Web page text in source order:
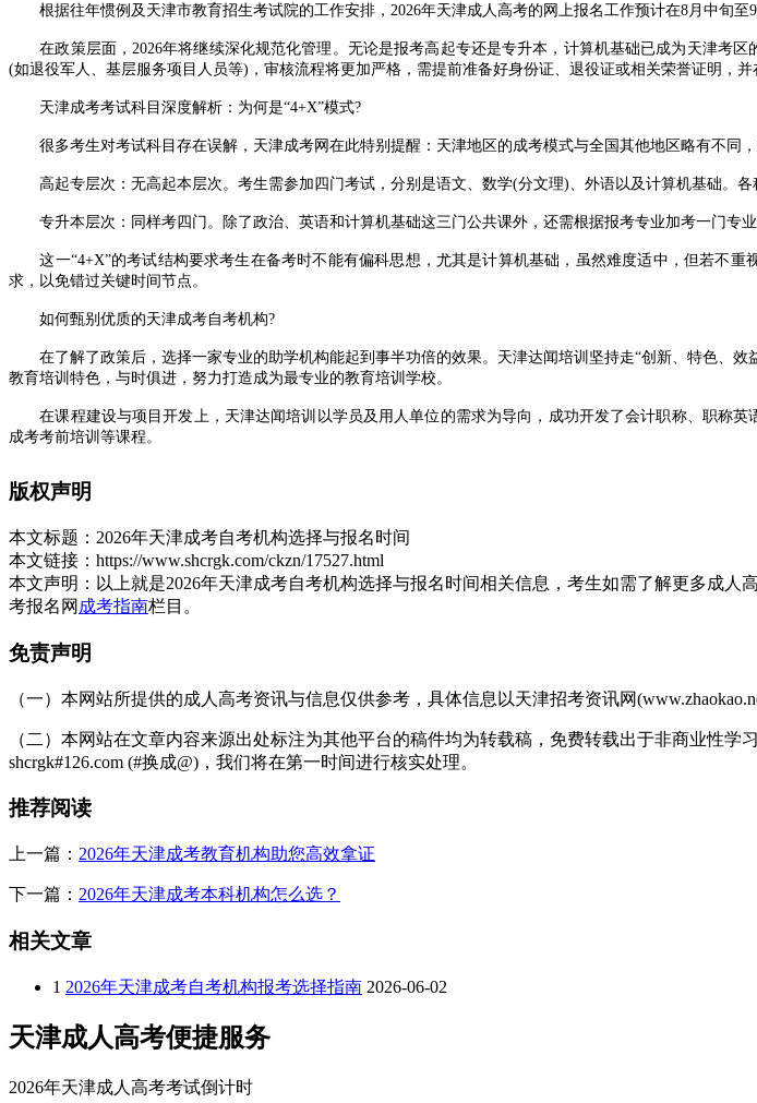
根据往年惯例及天津市教育招生考试院的工作安排，2026年天津成人高考的网上报名工作预计在8月中旬至9
在政策层面，2026年将继续深化规范化管理。无论是报考高起专还是专升本，计算机基础已成为天津考
(如退役军人、基层服务项目人员等)，审核流程将更加严格，需提前准备好身份证、退役证或相关荣誉证明，并
天津成考考试科目深度解析：为何是“4+X”模式?
很多考生对考试科目存在误解，天津成考网在此特别提醒：天津地区的成考模式与全国其他地区略有不同，
高起专层次：无高起本层次。考生需参加四门考试，分别是语文、数学(分文理)、外语以及计算机基础。各
专升本层次：同样考四门。除了政治、英语和计算机基础这三门公共课外，还需根据报考专业加考一门专
这一“4+X”的考试结构要求考生在备考时不能有偏科思想，尤其是计算机基础，虽然难度适中，但若不重
求，以免错过关键时间节点。
如何甄别优质的天津成考自考机构?
在了解了政策后，选择一家专业的助学机构能起到事半功倍的效果。天津达闻培训坚持走“创新、特色、效
教育培训特色，与时俱进，努力打造成为最专业的教育培训学校。
在课程建设与项目开发上，天津达闻培训以学员及用人单位的需求为导向，成功开发了会计职称、职称英
成考考前培训等课程。
的服务和自身专业度为学员量身定制适合的提升方式，达闻在十余年成人教育事业的奋斗中已经积累了令人
备考建议与展望
2026年的成考竞争将更加注重基础知识的扎实程度。建议考生在复习时，紧扣最新版考试大纲，特别是针
组织的专业课加试安排。
无论是选择自考还是成考，明确
展开全文
版权声明
本文标题： 2026年天津成考自考机构选择与报名时间
本文链接： https://www.shcrgk.com/ckzn/17527.html
本文声明： 以上就是2026年天津成考自考机构选择与报名时间相关信息，考生如需了解更多成
考报名网 成考指南栏目。
免责声明
（一）本网站所提供的成人高考资讯与信息仅供参考，具体信息以天津招考资讯网
（二）本网站在文章内容来源出处标注为其他平台的稿件均为转载稿，免费转载出于非商业性
shcrgk#126.com (#换成@)，我们将在第一时间进行核实处理。
推荐阅读
上一篇： 2026年天津成考教育机构助您高效拿证
下一篇： 2026年天津成考本科机构怎么选？
相关文章
1 2026年天津成考自考机构报考选择指南 2026-06-02
天津成人高考便捷服务
2026年天津成人高考考试倒计时